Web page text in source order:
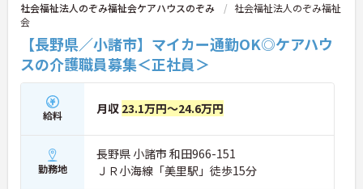
社会福祉法人のぞみ福祉会ケアハウスのぞみ
社会福祉法人のぞみ福祉
会
【長野県／小諸市】マイカー通勤OK◎ケアハウ
スの介護職員募集＜正社員＞
給料 月収 23.1万円～24.6万円
勤務地
長野県 小諸市 和田966-151
ＪＲ小海線「美里駅」徒歩15分